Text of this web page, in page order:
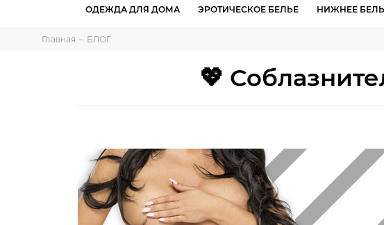
ОДЕЖДА ДЛЯ ДОМА ЭРОТИЧЕСКОЕ БЕЛЬЕ НИЖНЕЕ
Главная БЛОГ
💖